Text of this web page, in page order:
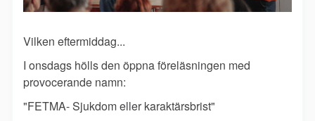
Vilken eftermiddag...
I onsdags hölls den öppna föreläsningen med
provocerande namn:
"FETMA- Sjukdom eller karaktärsbrist"